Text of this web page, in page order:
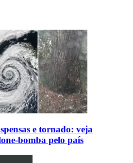
e tornado: veja
bomba pelo país